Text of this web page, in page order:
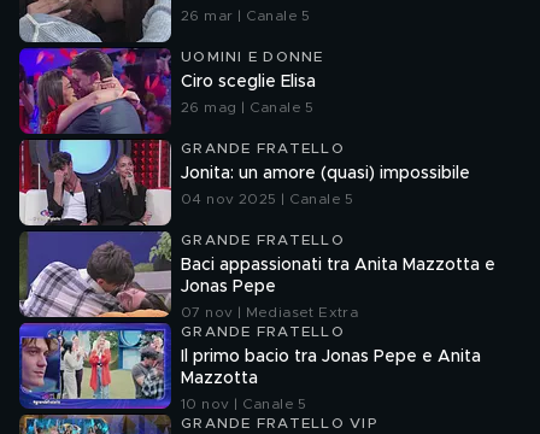
26 mar | Canale 5
UOMINI E DONNE
Ciro sceglie Elisa
26 mag | Canale 5
GRANDE FRATELLO
Jonita: un amore (quasi) impossibile
04 nov 2025 | Canale 5
GRANDE FRATELLO
Baci appassionati tra Anita Mazzotta e
Jonas Pepe
07 nov | Mediaset Extra
GRANDE FRATELLO
Il primo bacio tra Jonas Pepe e Anita
Mazzotta
10 nov | Canale 5
GRANDE FRATELLO VIP